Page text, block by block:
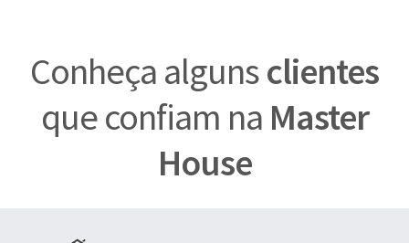
Conheça algunsclientes
que confiam na Master
House